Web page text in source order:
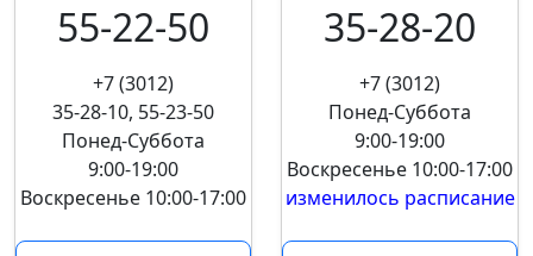
55-22-50
+7 (3012)
35-28-10, 55-23-50
Понед-Суббота
9:00-19:00
Воскресенье 10:00-17:00
35-28-20
+7 (3012)
Понед-Суббота
9:00-19:00
Воскресенье 10:00-17:00
изменилось расписание